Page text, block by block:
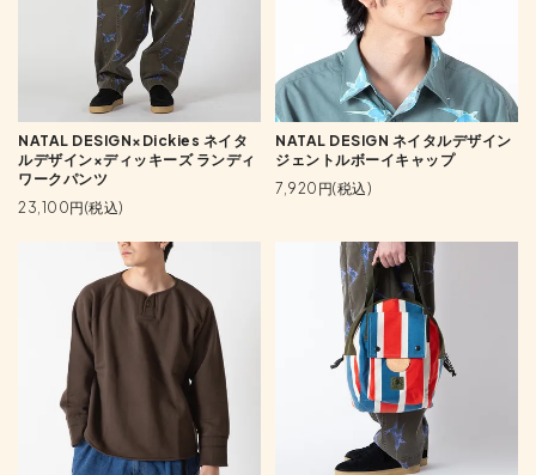
NATAL DESIGN×Dickies ネイタ
ルデザイン×ディッキーズ ランディ
ワークパンツ
23,100円(税込)
NATAL DESIGN ネイタルデザイン
ジェントルボーイキャップ
7,920円(税込)